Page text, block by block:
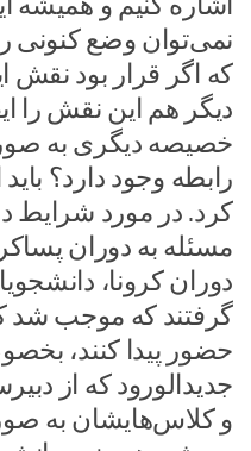
نمی‌توان وضع کنونی را
که اگر قرار بود نقش
دیگر هم این نقش را
خصیصه دیگری به
رابطه وجود دارد؟
کرد. در مورد شرایط
مسئله به دوران
دوران کرونا،
گرفتند که موجب شد
حضور پیدا کنند،
جدیدالورود که از
و کلاس‌هایشان به